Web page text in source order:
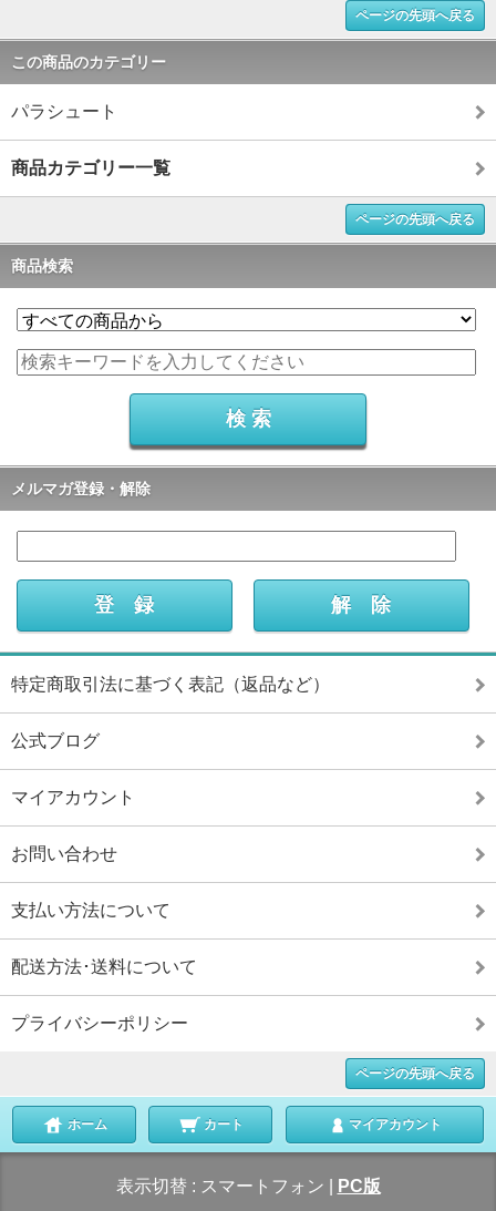
ページの先頭へ戻る
この商品のカテゴリー
パラシュート
商品カテゴリー一覧
ページの先頭へ戻る
商品検索
メルマガ登録・解除
特定商取引法に基づく表記（返品など）
公式ブログ
マイアカウント
お問い合わせ
支払い方法について
配送方法･送料について
プライバシーポリシー
ページの先頭へ戻る
ホーム カート マイアカウント
表示切替 : スマートフォン PC版